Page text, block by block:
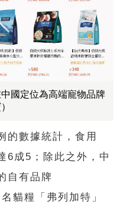
國定位為高端寵物品牌
的數據統計，食用
6成5；除此之外，中
自有品牌
貓糧「弗列加特」